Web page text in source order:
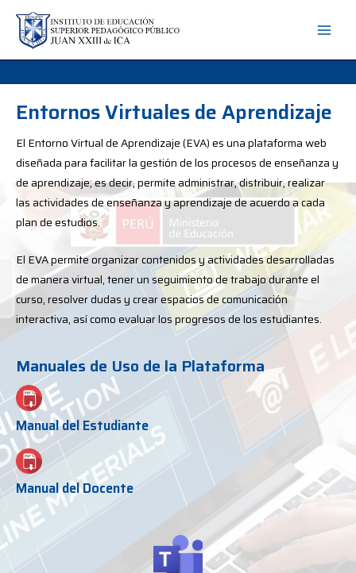
Entornos Virtuales de Aprendizaje
El Entorno Virtual de Aprendizaje (EVA) es una plataforma web
diseñada para facilitar la gestión de los procesos de enseñanza y
de aprendizaje; es decir, permite administrar, distribuir, realizar
las actividades de enseñanza y aprendizaje de acuerdo a cada
plan de estudios.
El EVA permite organizar contenidos y actividades desarrolladas
de manera virtual, tener un seguimiento de trabajo durante el
curso, resolver dudas y crear espacios de comunicación
interactiva, así como evaluar los progresos de los estudiantes.
Manuales de Uso de la Plataforma
Manual del Estudiante
Manual del Docente